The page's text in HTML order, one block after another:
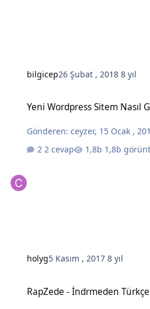
bilgicep26 Şubat , 20188 yıl
Yeni Wordpress Sitem Nasıl
Gönderen:ceyzer, 15 Ocak ,
2 cevap
1,8b
holyg5 Kasım , 20178 yıl
RapZede - İndrmeden